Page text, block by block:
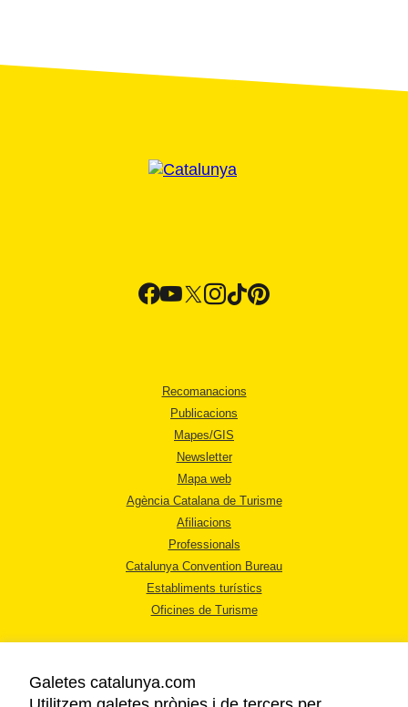
Recomanacions
Publicacions
Mapes/GIS
Newsletter
Mapa web
Agència Catalana de Turisme
Afiliacions
Professionals
Catalunya Convention Bureau
Establiments turístics
Oficines de Turisme
Galetes catalunya.com